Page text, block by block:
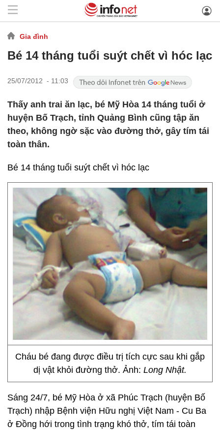
Gia đình
Bé 14 tháng tuổi suýt chết vì hóc lạc
25/07/2012 - 11:03
Thấy anh trai ăn lạc, bé Mỹ Hòa 14 tháng tuổi ở
huyện Bố Trạch, tỉnh Quảng Bình cũng tập ăn
theo, không ngờ sặc vào đường thở, gây tím tái
toàn thân.
Bé 14 tháng tuổi suýt chết vì hóc lạc
Cháu bé đang được điều trị tích cực sau khi gắp
dị vật khỏi đường thở. Ảnh: Long Nhật.
Sáng 24/7, bé Mỹ Hòa ở xã Phúc Trạch (huyện Bố
Trạch) nhập Bệnh viện Hữu nghị Việt Nam - Cu Ba
ở Đồng hới trong tình trạng khó thở, tím tái toàn